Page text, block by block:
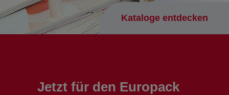
Kataloge entdecken
Jetzt für den Europack